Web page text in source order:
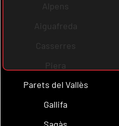
Alpens
Aiguafreda
Casserres
Piera
Parets del Vallès
Gallifa